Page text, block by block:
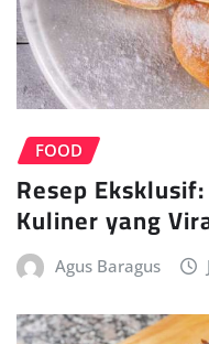
FOOD
Resep
Kuliner yang
Agus Baragus